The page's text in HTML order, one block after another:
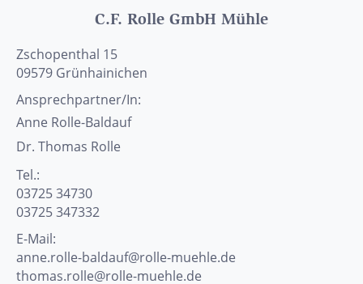
C.F. Rolle GmbH Mühle
Zschopenthal 15
09579 Grünhainichen
Ansprechpartner/In:
Anne Rolle-Baldauf
Dr. Thomas Rolle
Tel.:
03725 34730
03725 347332
E-Mail:
anne.rolle-baldauf@rolle-muehle.de
thomas.rolle@rolle-muehle.de